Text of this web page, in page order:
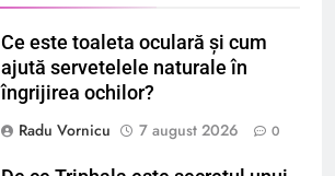
Ce este toaleta oculară și cum
ajută servetelele naturale în
îngrijirea ochilor?
Radu Vornicu
7 august 2026 0